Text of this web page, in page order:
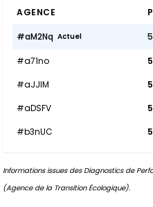
AGENCE
#aM2Nq Actuel
#a71no
#aJJlM
#aDSFV
#b3nUC
Informations issues des Diagnostics de
(Agence de la Transition Écologique).